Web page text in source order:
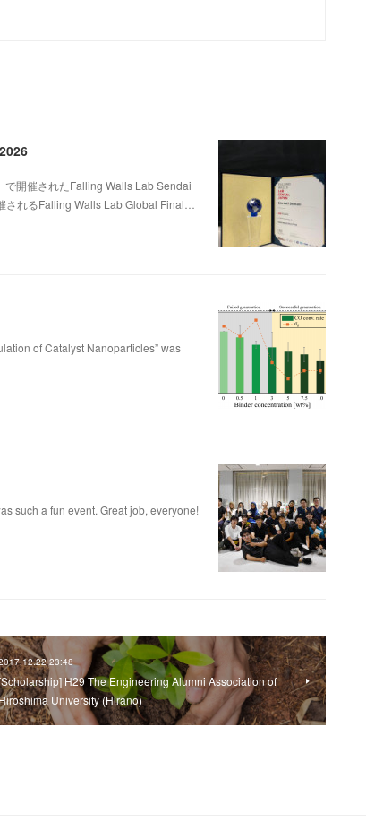
開催されたFalling Walls Lab Sendai
れるFalling Walls Lab Global Final…
of Catalyst Nanoparticles” was
such a fun event. Great job, everyone!
23:48
H29 The Engineering Alumni Association of
University (Hirano)